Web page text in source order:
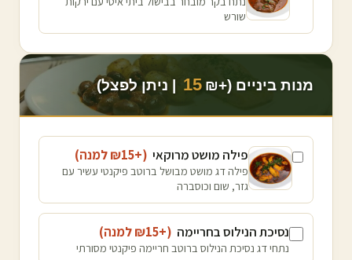
שורש
מנות ביניים (+₪ 15 | ניתן לפצל)
פילה מושט מרוקאי (+₪
15 למנה)
פילה דג מושט מבושל ברוטב פיקנטי עשיר עם
גזר, שום וכוסברה
נסיכת הנילוס בחריימה (+₪
15 למנה)
נתחי דג נסיכת הנילוס ברוטב חריימה פיקנטי מסורתי